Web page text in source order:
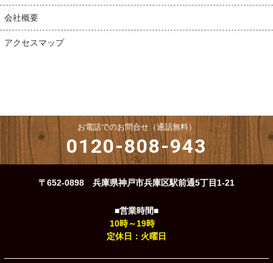
会社概要
アクセスマップ
お電話でのお問合せ（通話無料）
0120-808-943
〒652-0898 兵庫県神戸市兵庫区駅前通5丁目1-21
■営業時間■
10時～19時
定休日：火曜日